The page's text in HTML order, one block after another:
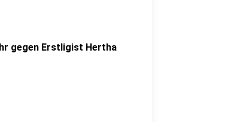
gegen Erstligist Hertha